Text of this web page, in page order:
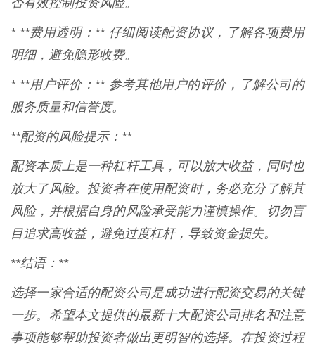
否有效控制投资风险。
* **费用透明：** 仔细阅读配资协议，了解各项费用
明细，避免隐形收费。
* **用户评价：** 参考其他用户的评价，了解公司的
服务质量和信誉度。
**配资的风险提示：**
配资本质上是一种杠杆工具，可以放大收益，同时也
放大了风险。投资者在使用配资时，务必充分了解其
风险，并根据自身的风险承受能力谨慎操作。切勿盲
目追求高收益，避免过度杠杆，导致资金损失。
**结语：**
选择一家合适的配资公司是成功进行配资交易的关键
一步。希望本文提供的最新十大配资公司排名和注意
事项能够帮助投资者做出更明智的选择。在投资过程